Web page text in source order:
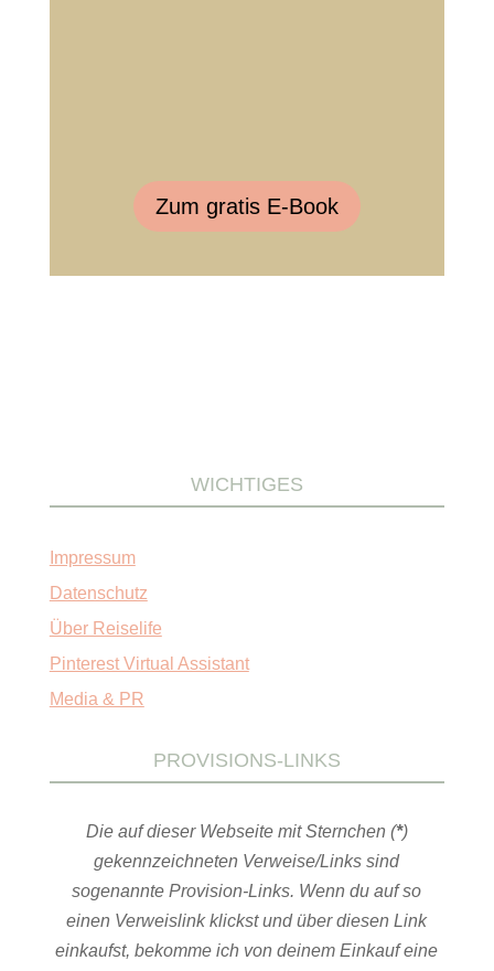
Zum gratis E-Book
WICHTIGES
Impressum
Datenschutz
Über Reiselife
Pinterest Virtual Assistant
Media & PR
PROVISIONS-LINKS
Die auf dieser Webseite mit Sternchen (*)
gekennzeichneten Verweise/Links sind
sogenannte Provision-Links. Wenn du auf so
einen Verweislink klickst und über diesen Link
einkaufst, bekomme ich von deinem Einkauf eine